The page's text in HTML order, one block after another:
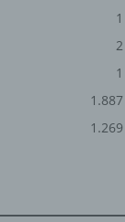
1
2
1
1.887
1.269